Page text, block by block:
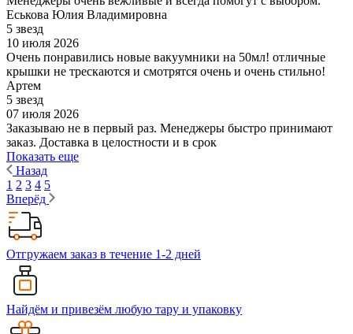
Еськова Юлия Владимировна
5 звезд
10 июля 2026
Очень понравились новые вакуумники на 50мл! отличные
крышки не трескаются и смотрятся очень и очень стильно!
Артем
5 звезд
07 июля 2026
Заказываю не в первый раз. Менеджеры быстро принимают
заказ. Доставка в целостности и в срок
Показать еще
Назад
1 2 3 4 5
Вперёд
Отгружаем заказ в течение 1-2 дней
Найдём и привезём любую тару и упаковку